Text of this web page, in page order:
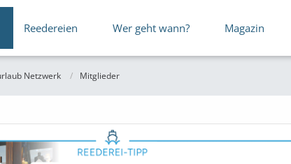
Reedereien Wer geht wann? Magazin
Netzwerk Mitglieder